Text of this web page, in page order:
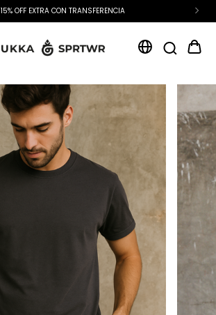
15% OFF EXTRA CON TRANSFERENCIA